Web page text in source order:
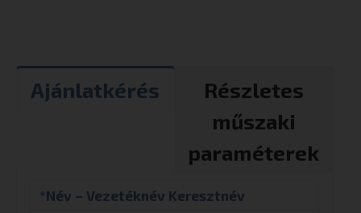
Ajánlatkérés
Részletes
műszaki
paraméterek